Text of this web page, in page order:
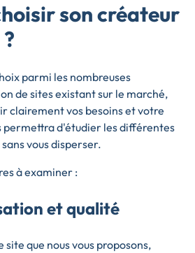
son créateur
parmi les nombreuses
de sites existant sur le marché,
clairement vos besoins et votre
permettra d'étudier les différentes
vous disperser.
à examiner :
et qualité
que nous vous proposons,